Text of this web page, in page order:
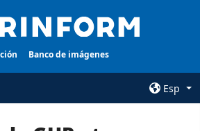
Banco de imágenes
Esp